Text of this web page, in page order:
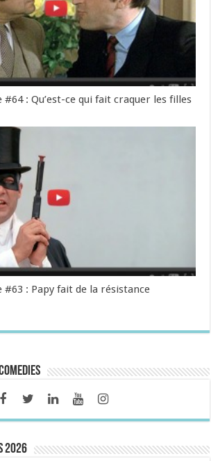
#64 : Qu’est-ce qui fait craquer les filles
#63 : Papy fait de la résistance
2026